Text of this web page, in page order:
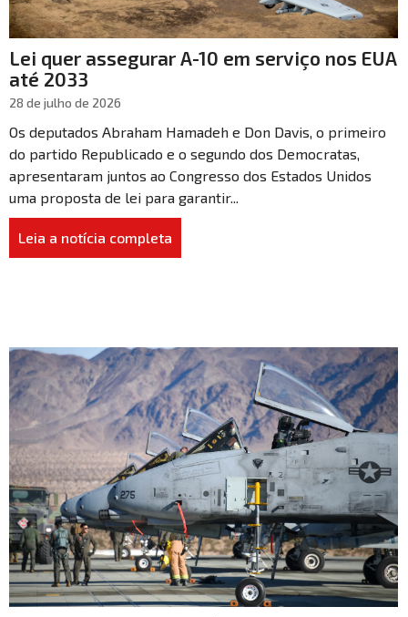
Lei quer assegurar A-10 em serviço nos EUA
até 2033
28 de julho de 2026
Os deputados Abraham Hamadeh e Don Davis, o primeiro
do partido Republicado e o segundo dos Democratas,
apresentaram juntos ao Congresso dos Estados Unidos
uma proposta de lei para garantir...
Leia a notícia completa